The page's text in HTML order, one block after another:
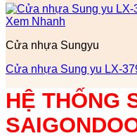
Xem Nhanh
Cửa nhựa Sungyu
Cửa nhựa Sung yu LX-
HỆ THỐNG